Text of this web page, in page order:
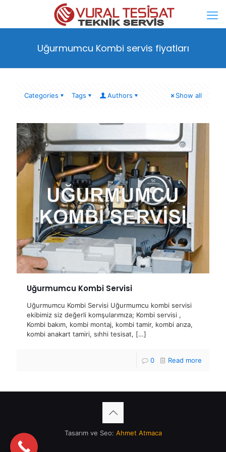
Uğurmumcu Kombi servis fiyatları
Categories Tags Authors Show all
Uğurmumcu Kombi Servisi
Uğurmumcu Kombi Servisi Uğurmumcu kombi servisi
ekibimiz siz değerli komşularımıza; Kombi servisi ,
Kombi bakım, kombi montaj, kombi tamir, kombi arıza,
kombi anakart tamiri, sıhhi tesisat, […]
0 Read more
Tasarım ve Seo: Ahmet Atmaca